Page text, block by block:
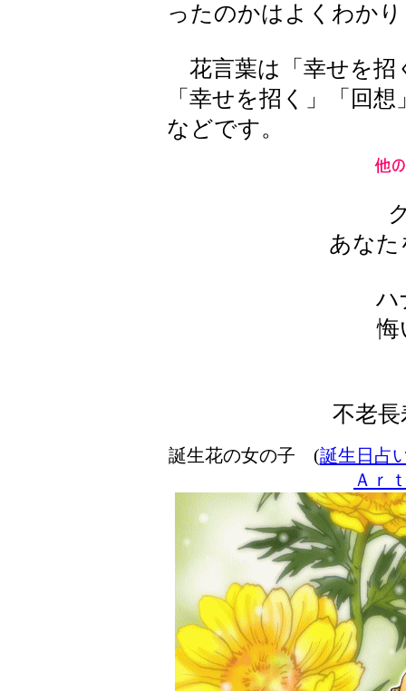
ったのかはよくわか
花言葉は「幸せを招
「幸せを招く」「回
などです。
あなた
ハ
悔
不老
誕生花の女の子 (誕生日占
Ａｒ